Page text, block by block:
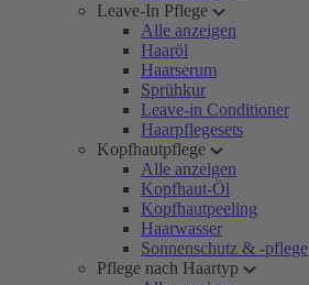
Leave-In Pflege
Alle anzeigen
Haaröl
Haarserum
Sprühkur
Leave-in Conditioner
Haarpflegesets
Kopfhautpflege
Alle anzeigen
Kopfhaut-Öl
Kopfhautpeeling
Haarwasser
Sonnenschutz & -pflege
Pflege nach Haartyp